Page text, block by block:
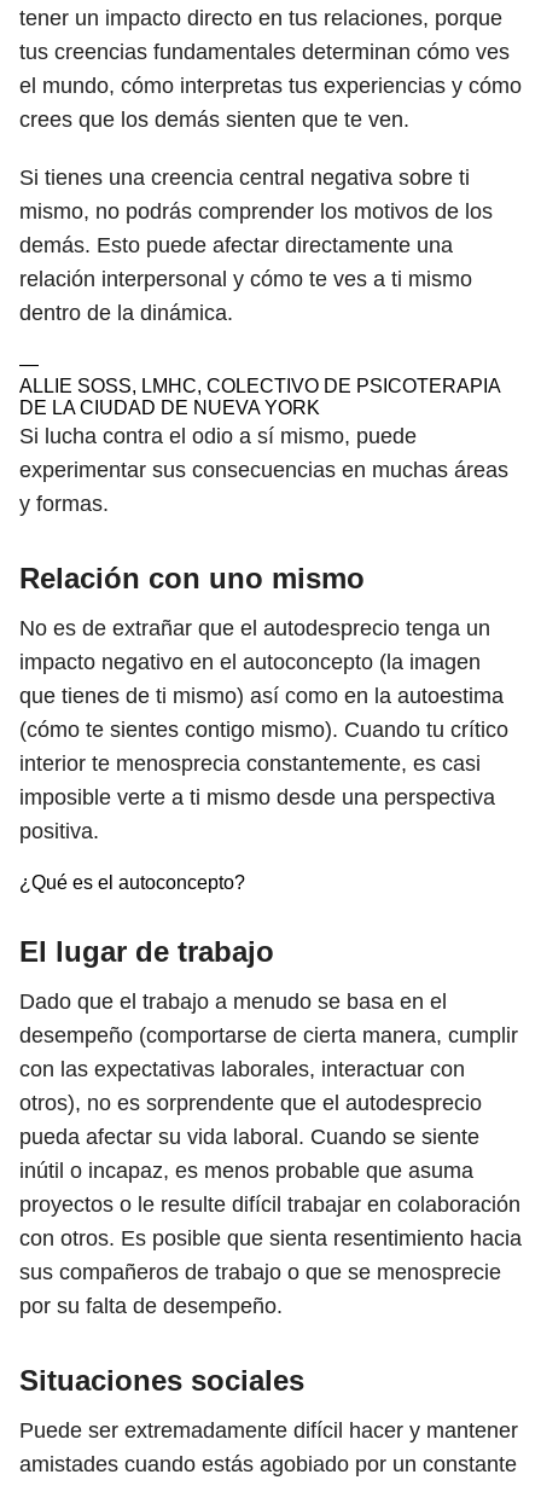
tener un impacto directo en tus relaciones, porque
tus creencias fundamentales determinan cómo ves
el mundo, cómo interpretas tus experiencias y cómo
crees que los demás sienten que te ven.
Si tienes una creencia central negativa sobre ti
mismo, no podrás comprender los motivos de los
demás. Esto puede afectar directamente una
relación interpersonal y cómo te ves a ti mismo
dentro de la dinámica.
—
ALLIE SOSS, LMHC, COLECTIVO DE PSICOTERAPIA
DE LA CIUDAD DE NUEVA YORK
Si lucha contra el odio a sí mismo, puede
experimentar sus consecuencias en muchas áreas
y formas.
Relación con uno mismo
No es de extrañar que el autodesprecio tenga un
impacto negativo en el autoconcepto (la imagen
que tienes de ti mismo) así como en la autoestima
(cómo te sientes contigo mismo). Cuando tu crítico
interior te menosprecia constantemente, es casi
imposible verte a ti mismo desde una perspectiva
positiva.
¿Qué es el autoconcepto?
El lugar de trabajo
Dado que el trabajo a menudo se basa en el
desempeño (comportarse de cierta manera, cumplir
con las expectativas laborales, interactuar con
otros), no es sorprendente que el autodesprecio
pueda afectar su vida laboral. Cuando se siente
inútil o incapaz, es menos probable que asuma
proyectos o le resulte difícil trabajar en colaboración
con otros. Es posible que sienta resentimiento hacia
sus compañeros de trabajo o que se menosprecie
por su falta de desempeño.
Situaciones sociales
Puede ser extremadamente difícil hacer y mantener
amistades cuando estás agobiado por un constante